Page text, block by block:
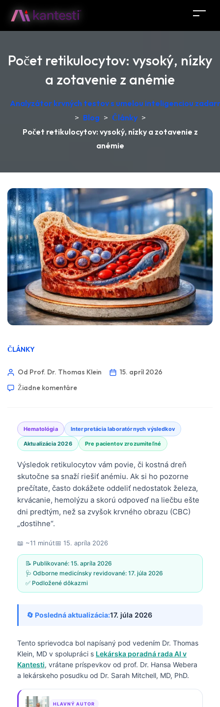
Počet retikulocytov: vysoký, nízky
a zotavenie z anémie
Analyzátor krvných testov s umelou inteligenciou
> Blog > Články >
Počet retikulocytov: vysoký, nízky a zotavenie z
anémie
ČLÁNKY
Od Prof. Dr. Thomas Klein
15. apríl 2026
Žiadne komentáre
Hematológia Interpretácia laboratórnych výsledkov
Aktualizácia 2026 Pre pacientov zrozumiteľné
Výsledok retikulocytov vám povie, či kostná dreň
skutočne sa snaží riešiť anémiu. Ak si ho pozorne
prečítate, často dokážete oddeliť nedostatok železa,
krvácanie, hemolýzu a skorú odpoveď na liečbu ešte
dni predtým, než sa zvyšok krvného obrazu (CBC)
„dostihne“.
📖 ~11 minút📅 15. apríla 2026
📝 Publikované: 15. apríla 2026
🩺 Odborne medicínsky revidované: 17. júla 2026
✅ Podložené dôkazmi
🔄 Posledná aktualizácia:17. júla 2026
Tento sprievodca bol napísaný pod vedením Dr. Thomas
Klein, MD v spolupráci s Lekárska poradná rada AI v
Kantesti, vrátane príspevkov od prof. Dr. Hansa Webera
a lekárskeho posudku od Dr. Sarah Mitchell, MD, PhD.
HLAVNÝ AUTOR